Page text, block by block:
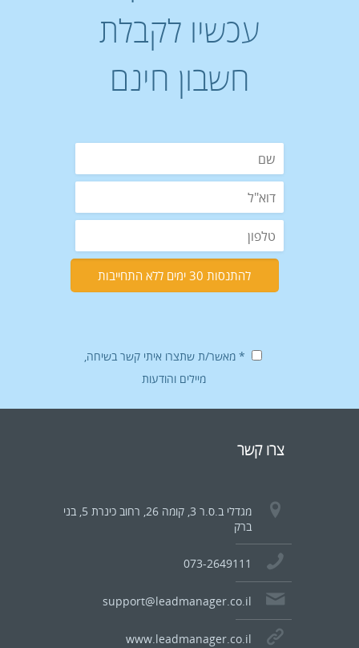
עכשיו לקבלת
חשבון חינם
* מאשר/ת שתצרו איתי קשר בשיחה,
מיילים והודעות
צרו קשר
מגדלי ב.ס.ר 3, קומה 26, רחוב כינרת 5, בני
ברק
073-2649111
support@leadmanager.co.il
www.leadmanager.co.il